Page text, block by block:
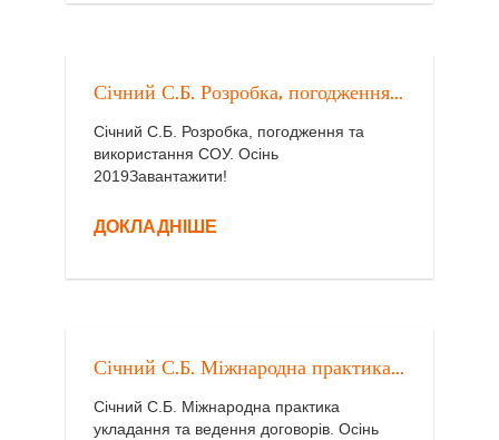
Січний С.Б. Розробка, погодження...
Січний С.Б. Розробка, погодження та
використання СОУ. Осінь
2019Завантажити!
ДОКЛАДНІШЕ
Січний С.Б. Міжнародна практика...
Січний С.Б. Міжнародна практика
укладання та ведення договорів. Осінь